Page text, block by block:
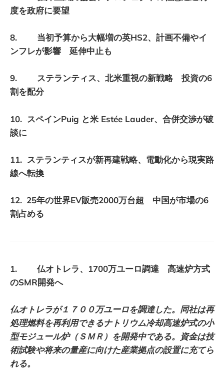
度を政府に要望
8. 当初予算から大幅増の英HS2、計画不備やイ
ンフレが影響 延伸中止も
9. ステランティス、北米重視の新戦略 投資の6
割を配分
10. スペインPuig と米 Estée Lauder、合併交渉が破
談に
11. ステランティスが新再建戦略、電動化から現実路
線へ転換
12. 25年の世界EV販売2000万台超 中国が市場の6
割占める
1. 仏オトレラ、1700万ユーロ調達 高速炉方式
のSMR開発へ
仏オトレラが１７００万ユーロを調達した。同社は再
処理燃料を再利用できるナトリウム冷却高速炉式の小
型モジュール炉（ＳＭＲ）を開発中である。資金は技
術試験や将来の量産に向けた産業拠点の設置に充てら
れる。